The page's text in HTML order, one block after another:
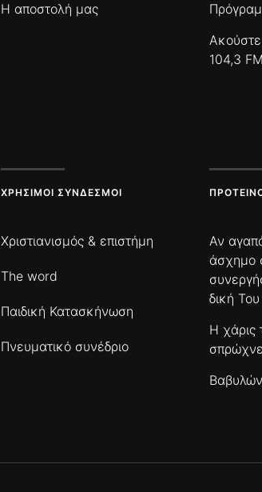
Η αποστολή μας
Ακούστε
104,3 FM
ΧΡΉΣΙΜΟΙ ΣΎΝΔΕΣΜΟΙ
Χριστιανισμός & επιστήμη
The word
Παιδική Κατασκήνωση
Πνευματικό συνέδριο
Αν
άσχημο
δική
Η χάρις